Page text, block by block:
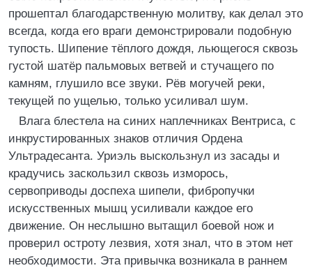
прошептал благодарственную молитву, как делал это
всегда, когда его враги демонстрировали подобную
тупость. Шипение тёплого дождя, льющегося сквозь
густой шатёр пальмовых ветвей и стучащего по
камням, глушило все звуки. Рёв могучей реки,
текущей по ущелью, только усиливал шум.
Влага блестела на синих наплечниках Вентриса, с
инкрустированных знаков отличия Ордена
Ультрадесанта. Уриэль выскользнул из засады и
крадучись заскользил сквозь изморось,
сервоприводы доспеха шипели, фибропучки
искусственных мышц усиливали каждое его
движение. Он неслышно вытащил боевой нож и
проверил остроту лезвия, хотя знал, что в этом нет
необходимости. Эта привычка возникала в раннем